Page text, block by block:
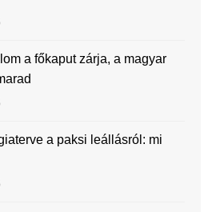
a főkaput zárja, a magyar
a paksi leállásról: mi